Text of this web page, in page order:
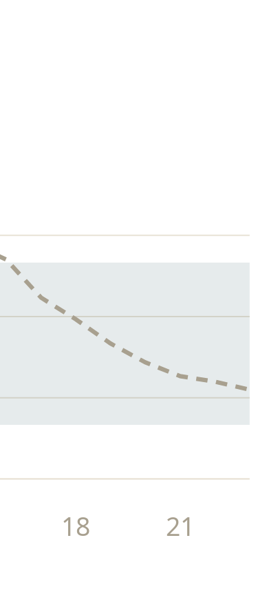
18 21